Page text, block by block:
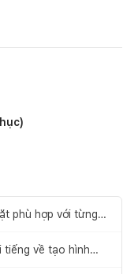
phù hợp với từng
về tạo hình